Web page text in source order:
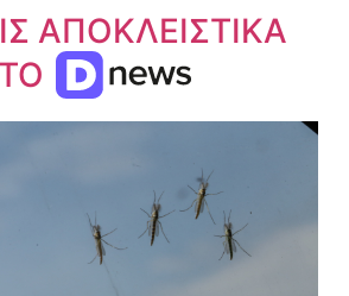
ΑΠΟΚΛΕΙΣΤΙΚΑ